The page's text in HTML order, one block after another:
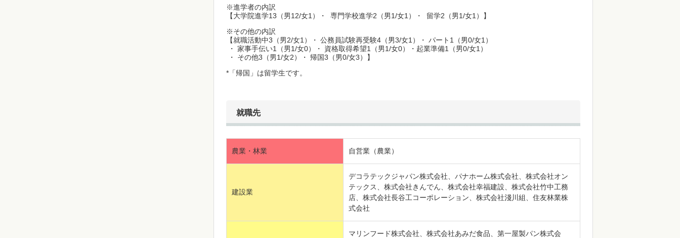
※進学者の内訳
【大学院進学13（男12/女1）・ 専門学校進学2（男1/女1）・ 留学2（男1/女1）】
※その他の内訳
【就職活動中3（男2/女1）・ 公務員試験再受験4（男3/女1）・ パート1（男0/女1）
・ 家事手伝い1（男1/女0）・ 資格取得希望1（男1/女0）・起業準備1（男0/女1）
・ その他3（男1/女2）・ 帰国3（男0/女3）】
*「帰国」は留学生です。
就職先
農業・林業 自営業（農業）
建設業
デコラテックジャパン株式会社、パナホーム株式会社、株式会社オン
テックス、株式会社きんでん、株式会社幸福建設、株式会社竹中工務
店、株式会社長谷工コーポレーション、株式会社淺川組、住友林業株
式会社
マリンフード株式会社、株式会社あみだ食品、第一屋製パン株式会